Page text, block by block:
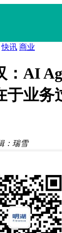
快讯 商业
：AI
于业务
：瑞雪
办的“2025（第
”近日在北京举
聚焦“涌现·无
CEO方汉受邀
的应用展开深入
的应用价值
。他指出，当